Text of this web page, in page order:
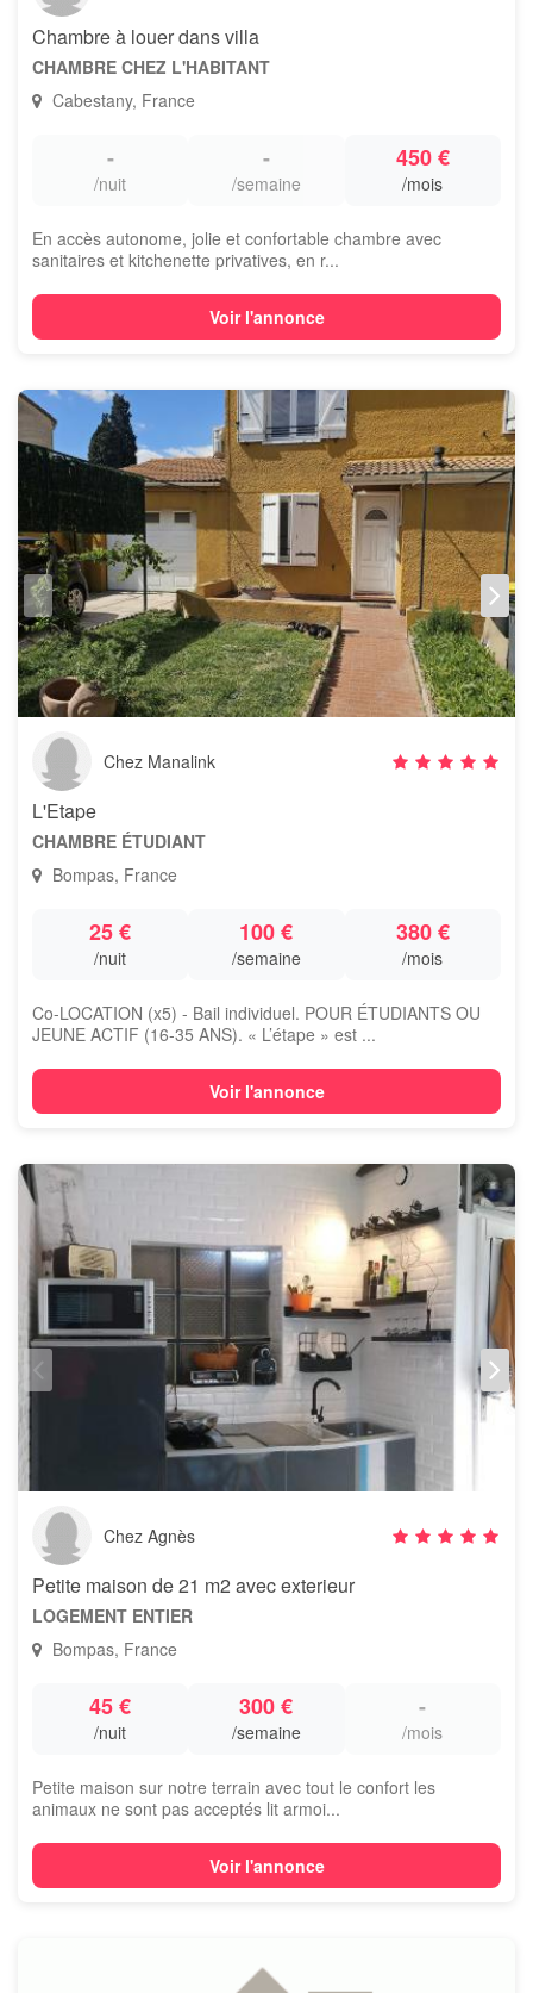
Chambre à louer dans villa
CHAMBRE CHEZ L'HABITANT
Cabestany, France
-
/nuit
-
/semaine
450 €
/mois
En accès autonome, jolie et confortable chambre avec
sanitaires et kitchenette privatives, en r...
Voir l'annonce
Chez Manalink
L'Etape
CHAMBRE ÉTUDIANT
Bompas, France
25 €
/nuit
100 €
/semaine
380 €
/mois
Co-LOCATION (x5) - Bail individuel. POUR ÉTUDIANTS OU
JEUNE ACTIF (16-35 ANS). « L’étape » est ...
Voir l'annonce
Chez Agnès
Petite maison de 21 m2 avec exterieur
LOGEMENT ENTIER
Bompas, France
45 €
/nuit
300 €
/semaine
-
/mois
Petite maison sur notre terrain avec tout le confort les
animaux ne sont pas acceptés lit armoi...
Voir l'annonce